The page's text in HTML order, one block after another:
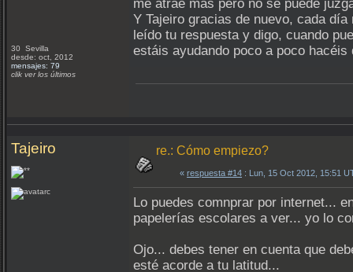
30 Sevilla
desde: oct, 2012
mensajes: 79
clik ver los últimos
me atrae mas pero no se puede
Y Tajeiro gracias de nuevo, cada
leído tu respuesta y digo, cuando
estáis ayudando poco a poco
Tajeiro re.: Cómo empiezo?
« respuesta #14 : Lun, 15 Oct 2012, 15:51
Lo puedes comnprar por internet...
papelerías escolares a ver... yo lo
Ojo... debes tener en cuenta que
esté acorde a tu latitud...